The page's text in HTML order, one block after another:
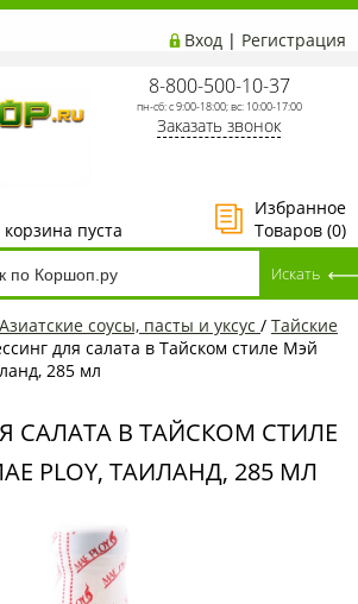
Вход | Регистрация
8-800-500-10-37
пн-сб: с 9:00-18:00; вс: 10:00-17:00
Заказать звонок
Избранное
Товаров (0)
пуста
Азиатские соусы, пасты и уксус / Тайские
для салата в Тайском стиле Мэй
285 мл
САЛАТА В ТАЙСКОМ СТИЛЕ
PLOY, ТАИЛАНД, 285 МЛ